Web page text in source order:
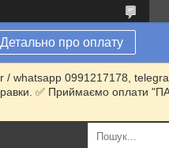
Детально про оплату
/ whatsapp 0991217178,
✅ Приймаємо